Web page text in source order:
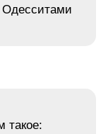
Одесситами
такое: